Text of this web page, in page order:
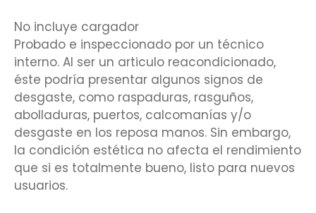
No incluye cargador
Probado e inspeccionado por un técnico
interno. Al ser un articulo reacondicionado,
éste podría presentar algunos signos de
desgaste, como raspaduras, rasguños,
abolladuras, puertos, calcomanías y/o
desgaste en los reposa manos. Sin embargo,
la condición estética no afecta el rendimiento
que si es totalmente bueno, listo para nuevos
usuarios.